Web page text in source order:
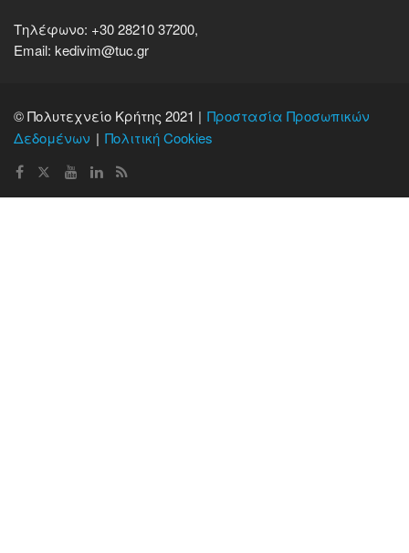
Τηλέφωνο: +30 28210 37200,
Email: kedivim@tuc.gr
© Πολυτεχνείο Κρήτης 2021 | Προστασία Προσωπικών
Δεδομένων
Πολιτική Cookies